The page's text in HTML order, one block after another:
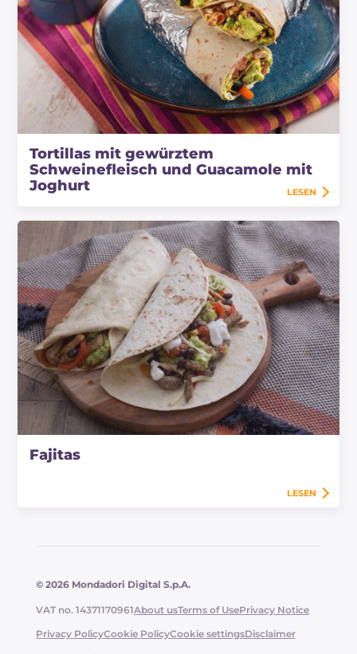
Tortillas mit gewürztem
Schweinefleisch und Guacamole mit
Joghurt
LESEN
Fajitas
LESEN
© 2026 Mondadori Digital S.p.A.
VAT no. 14371170961About usTerms of UsePrivacy Notice
Privacy PolicyCookie PolicyCookie settingsDisclaimer